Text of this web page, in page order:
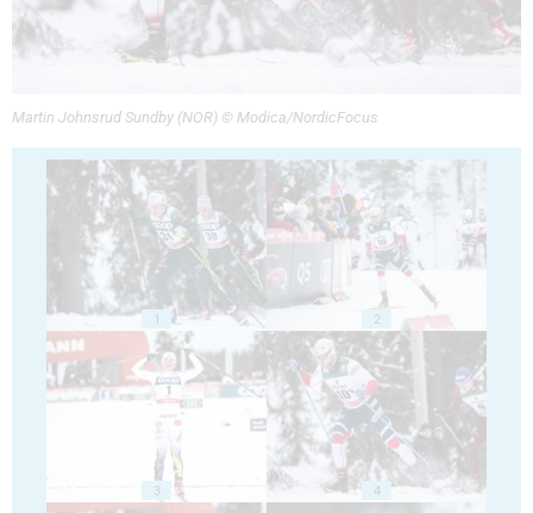
Martin Johnsrud Sundby (NOR) © Modica/NordicFocus
1 2
3 4